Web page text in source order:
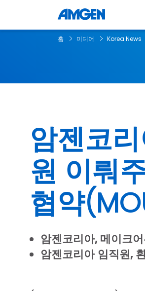
홈 미디어 Korea News
암젠코
원 이뤄
협약
암젠코리아,메이크
암젠코리아 임직원,